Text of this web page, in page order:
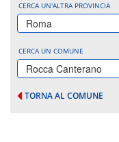
CERCA UN'ALTRA PROVINCIA
Roma
CERCA UN COMUNE
Rocca Canterano
TORNA AL COMUNE